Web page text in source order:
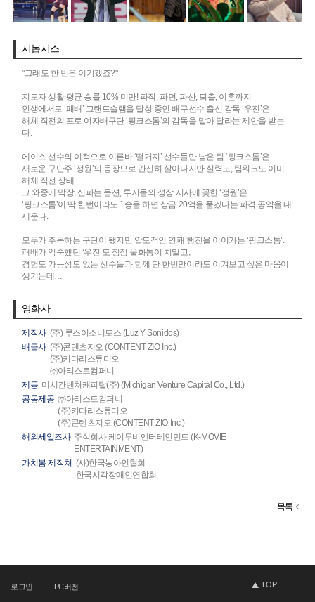
시놉시스
"그래도 한 번은 이기겠죠?"
지도자 생활 평균 승률 10% 미만! 파직, 파면, 파산, 퇴출, 이혼까지
인생에서도 ‘패배’ 그랜드슬램을 달성 중인 배구선수 출신 감독 ‘우진’은
해체 직전의 프로 여자배구단 ‘핑크스톰’의 감독을 맡아 달라는 제안을 받는
다.
에이스 선수의 이적으로 이른바 ‘떨거지’ 선수들만 남은 팀 ‘핑크스톰’은
새로운 구단주 ‘정원’의 등장으로 간신히 살아나지만 실력도, 팀워크도 이미
해체 직전 상태.
그 와중에 막장, 신파는 옵션, 루저들의 성장 서사에 꽂힌 ‘정원’은
‘핑크스톰’이 딱 한번이라도 1승을 하면 상금 20억을 풀겠다는 파격 공약을 내
세운다.
모두가 주목하는 구단이 됐지만 압도적인 연패 행진을 이어가는 ‘핑크스톰’.
패배가 익숙했던 ‘우진’도 점점 울화통이 치밀고,
경험도 가능성도 없는 선수들과 함께 단 한번만이라도 이겨보고 싶은 마음이
생기는데…
영화사
제작사 (주) 루스이소니도스 (Luz Y Sonidos)
배급사 (주)콘텐츠지오 (CONTENT ZIO Inc.)
(주)키다리스튜디오
㈜아티스트컴퍼니
제공 미시간벤처캐피탈(주) (Michigan Venture Capital Co., Ltd.)
공동제공 ㈜아티스트컴퍼니
(주)키다리스튜디오
(주)콘텐츠지오 (CONTENT ZIO Inc.)
해외세일즈사 주식회사 케이무비엔터테인먼트 (K-MOVIE
ENTERTAINMENT)
가치봄 제작처 (사)한국농아인협회
한국시각장애인연합회
목록
로그인 PC버전 TOP